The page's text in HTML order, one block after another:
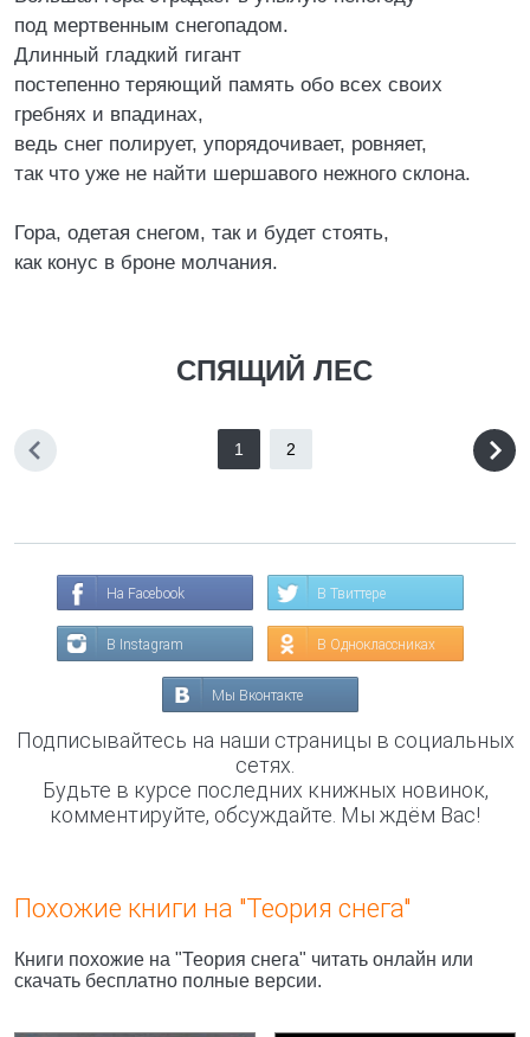
под мертвенным снегопадом.
Длинный гладкий гигант
постепенно теряющий память обо всех своих
гребнях и впадинах,
ведь снег полирует, упорядочивает, ровняет,
так что уже не найти шершавого нежного склона.
Гора, одетая снегом, так и будет стоять,
как конус в броне молчания.
СПЯЩИЙ ЛЕС
1 2
На Facebook В Твиттере
В Instagram В Одноклассниках
Мы Вконтакте
Подписывайтесь на наши страницы в социальных
сетях.
Будьте в курсе последних книжных новинок,
комментируйте, обсуждайте. Мы ждём Вас!
Похожие книги на "Теория снега"
Книги похожие на "Теория снега" читать онлайн или
скачать бесплатно полные версии.